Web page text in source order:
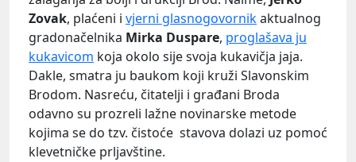
Zovak, plaćeni i vjerni glasnogovornikaktualnog
gradonačelnika Mirka Duspare, proglašava ju
kukavicom koja okolo sije svoja kukavičja jaja.
Dakle, smatra ju baukom koji kruži Slavonskim
Brodom. Nasreću, čitatelji i građani Broda
odavno su prozreli lažne novinarske metode
kojima se do tzv. čistoće stavova dolazi uz pomoć
klevetničke prljavštine.